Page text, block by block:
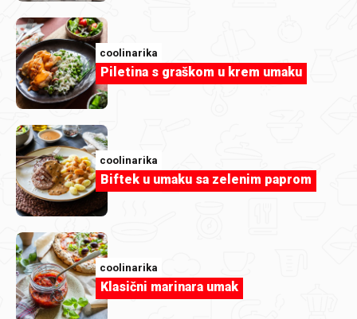
Evichen123
Griz pita s kokosom.jpg
coolinarika
Piletina s graškom u krem umaku
coolinarika
Biftek u umaku sa zelenim paprom
coolinarika
Klasični marinara umak